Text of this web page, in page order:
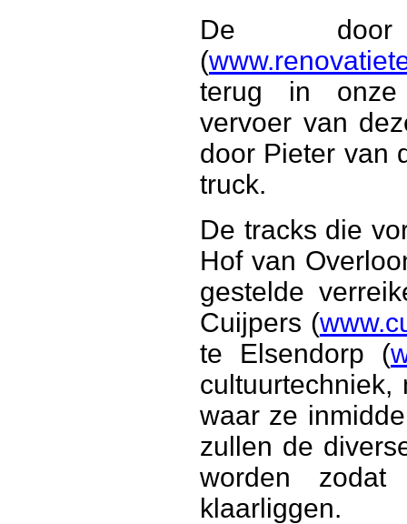
De door
(
terug in onze
vervoer van
door Pieter van
truck.
De tracks die
Hof van
gestelde
Cuijpers (
te Elsendorp (
cultuurtechniek,
waar ze
zullen de
worden
klaarliggen.